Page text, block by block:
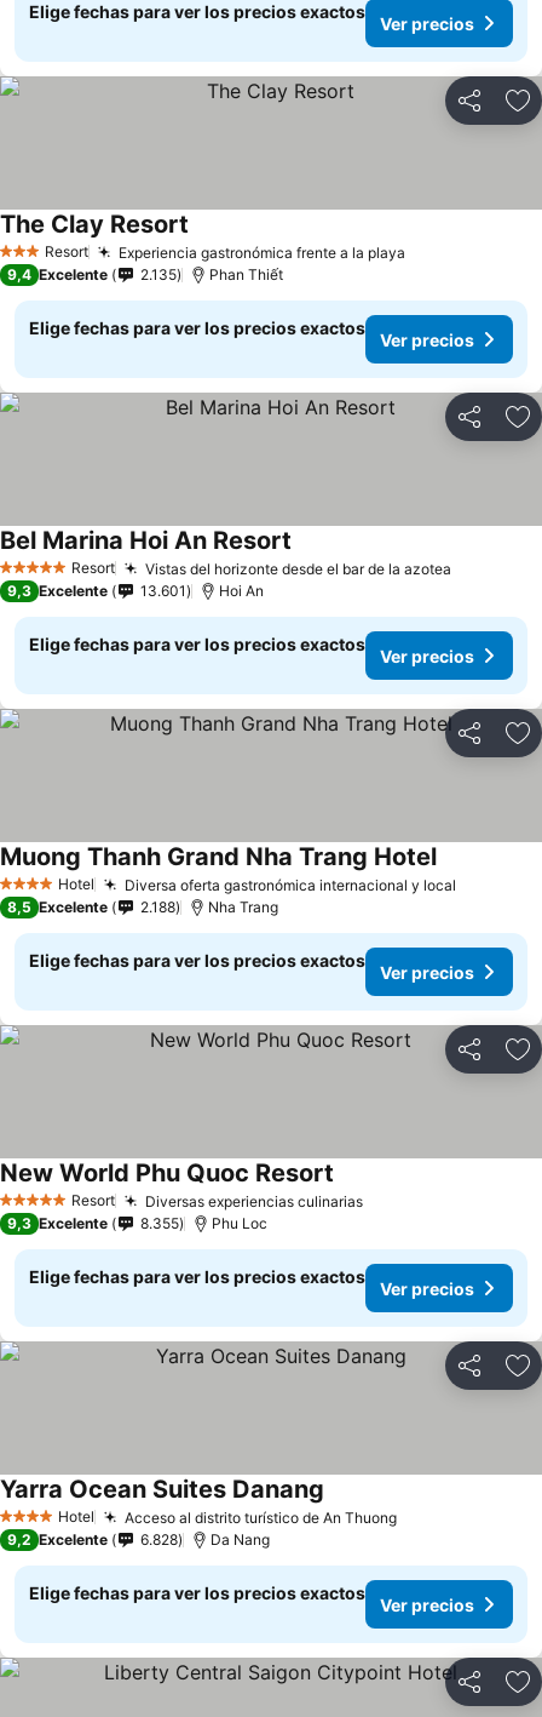
Elige fechas para ver los precios exactos
Ver precios
Compartir
3 EstrellasResort Experiencia gastronómica frente a la playa
The Clay Resort
9,4 Excelente 2.135 Phan Thiết
Elige fechas para ver los precios exactos
Ver precios
Compartir
5 Estrellas Resort Vistas del horizonte desde el bar de la azotea
Bel Marina Hoi An Resort
9,3 Excelente 13.601 Hoi An
Elige fechas para ver los precios exactos
Ver precios
Compartir
4 EstrellasHotel Diversa oferta gastronómica internacional y local
Muong Thanh Grand Nha Trang Hotel
8,5 Excelente 2.188 Nha Trang
Elige fechas para ver los precios exactos
Ver precios
Compartir
5 Estrellas Resort Diversas experiencias culinarias
New World Phu Quoc Resort
9,3 Excelente 8.355 Phu Loc
Elige fechas para ver los precios exactos
Ver precios
Compartir
4 EstrellasHotel Acceso al distrito turístico de An Thuong
Yarra Ocean Suites Danang
9,2 Excelente 6.828 Da Nang
Elige fechas para ver los precios exactos
Ver precios
Compartir